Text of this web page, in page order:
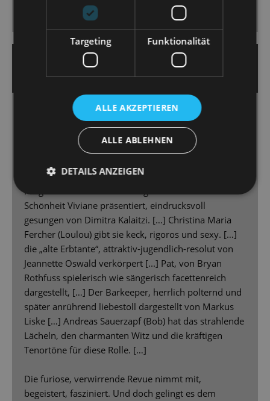
2.9.2024 | Jens Daniel Schubert
SÄCHSISCHE ZEITUNG
Pralles Leben als große Show
[...] Der neue Chefdirigent Michael Ellis Ingram führt
Orchester, Chor und Solisten zu stimmungsvoller
Silke Richter moderiert augenzwinkernd durchs
Programm. Als Star wird die geheimnisvolle
Schönheit Viviane präsentiert, eindrucksvoll
gesungen von Dimitra Kalaitzi. […] Christina Maria
Fercher (Loulou) gibt sie keck, rigoros und sexy. […]
die „alte Erbtante“, attraktiv-jugendlich-resolut von
Jeannette Oswald verkörpert [...] Pat, von Bryan
Rothfuss spielerisch wie sängerisch facettenreich
dargestellt, […] Der Barkeeper, herrlich polternd und
später anrührend liebestoll dargestellt von Markus
Liske […] Andreas Sauerzapf (Bob) hat das strahlende
Lächeln, den charmanten Witz und die kräftigen
Tenortöne für diese Rolle. […]
Die furiose, verwirrende Revue nimmt mit,
begeistert, fasziniert. Und doch gelingt es dem
Targeting Funktionalität
ALLE AKZEPTIEREN
ALLE ABLEHNEN
DETAILS ANZEIGEN